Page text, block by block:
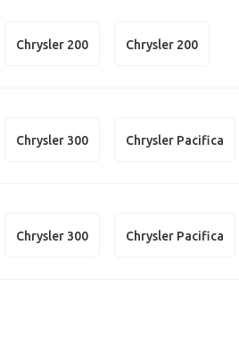
Chrysler 200 Chrysler 200
Chrysler 300 Chrysler Pacifica
Chrysler 300 Chrysler Pacifica